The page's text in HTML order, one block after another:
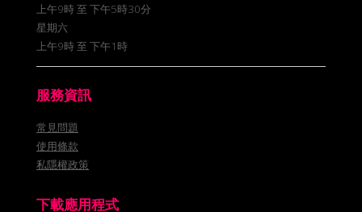
上午9時 至 下午5時30分
星期六
上午9時 至 下午1時
服務資訊
常見問題
使用條款
私隱權政策
下載應用程式